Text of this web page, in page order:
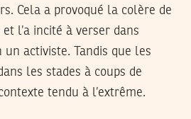
Cela a provoqué la colère de
l’a incité à verser dans
un activiste. Tandis que les
les stades à coups de
tendu à l’extrême.